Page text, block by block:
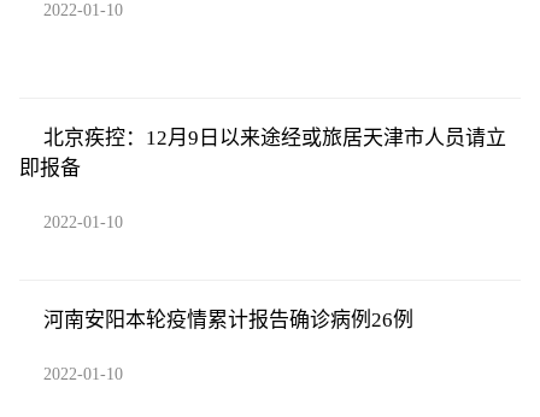
2022-01-10
北京疾控：12月9日以来途经或旅居天津市人员请立
即报备
2022-01-10
河南安阳本轮疫情累计报告确诊病例26例
2022-01-10